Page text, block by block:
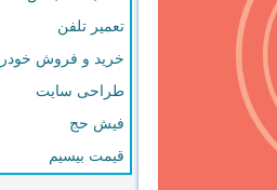
تعمیر تلفن
خرید و فروش
طراحی سایت
فیش حج
قیمت بیسیم